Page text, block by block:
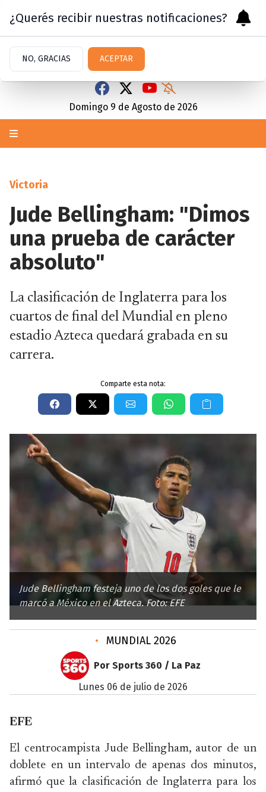
Domingo 9 de Agosto de 2026
Victoria
Jude Bellingham: "Dimos
una prueba de carácter
absoluto"
La clasificación de Inglaterra para los
cuartos de final del Mundial en pleno
estadio Azteca quedará grabada en su
carrera.
Comparte esta nota:
Jude Bellingham festeja uno de los dos goles que le
marcó a México en el Azteca. Foto: EFE
• MUNDIAL 2026
Por Sports 360 / La Paz
lunes 06 de julio de 2026
EFE
El centrocampista Jude Bellingham, autor de un
doblete en un intervalo de apenas dos minutos,
afirmó que la clasificación de Inglaterra para los
¿Querés recibir nuestras notificaciones?
NO, GRACIAS ACEPTAR